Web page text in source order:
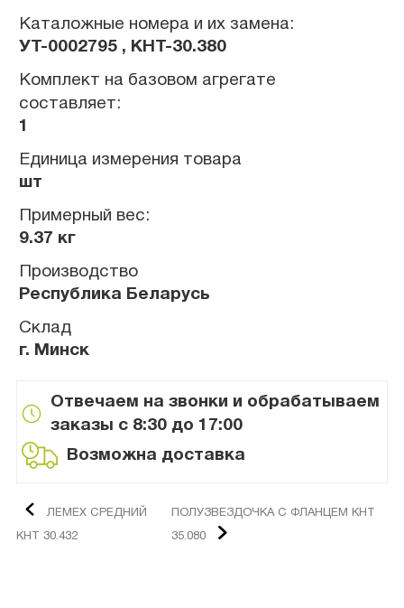
Каталожные номера и их замена:
УТ-0002795 , КНТ-30.380
Комплект на базовом агрегате
составляет:
1
Единица измерения товара
шт
Примерный вес:
9.37 кг
Производство
Республика Беларусь
Склад
г. Минск
Отвечаем на звонки и обрабатываем
заказы с 8:30 до 17:00
Возможна доставка
ЛЕМЕХ СРЕДНИЙ
КНТ 30.432
ПОЛУЗВЕЗДОЧКА С ФЛАНЦЕМ КНТ
35.080